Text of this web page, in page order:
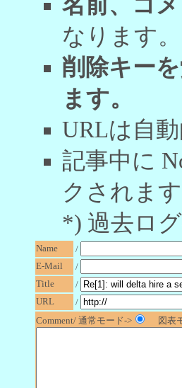
名前、コ
なります。
削除キー
ます。
URLは自
記事中に
クされま
*) 過去ロ
Name
/
E-Mail
/
Title
/
URL
/
Comment/ 通常モード->
図表